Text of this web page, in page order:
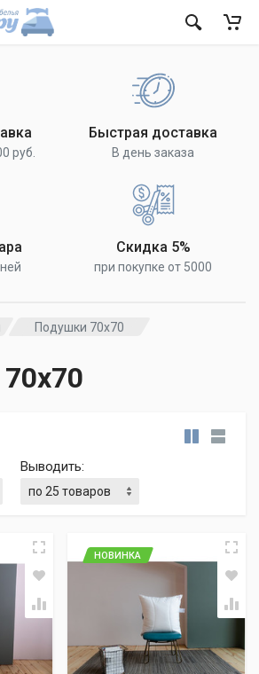
руб.
Быстрая доставка
В день заказа
Скидка 5%
при покупке от 5000
Подушки 70х70
Выводить:
НОВИНКА